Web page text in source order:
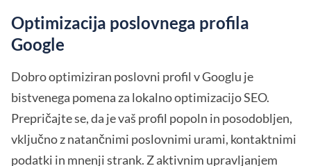
Optimizacija poslovnega profila
Google
Dobro optimiziran poslovni profil v Googlu je
bistvenega pomena za lokalno optimizacijo SEO.
Prepričajte se, da je vaš profil popoln in posodobljen,
vključno z natančnimi poslovnimi urami, kontaktnimi
podatki in mnenji strank. Z aktivnim upravljanjem